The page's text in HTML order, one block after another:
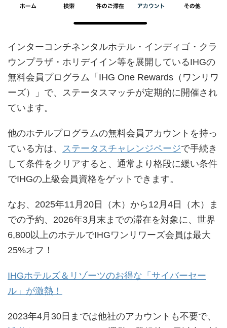
インターコンチネンタルホテル・インディゴ・クラ
ウンプラザ・ホリデイイン等を展開しているIHGの
無料会員プログラム「IHG One Rewards（ワンリワ
ーズ）」で、ステータスマッチが定期的に開催され
ています。
他のホテルプログラムの無料会員アカウントを持っ
ている方は、
ステータスチャレンジページで手続き
して条件をクリアすると、通常より格段に緩い条件
でIHGの上級会員資格をゲットできます。
なお、2025年11月20日（木）から12月4日（木）ま
での予約、2026年3月末までの滞在を対象に、世界
6,800以上のホテルでIHGワンリワーズ会員は最大
25%オフ！
IHGホテルズ＆リゾーツのお得な「サイバーセー
ル」が激熱！
2023年4月30日までは他社のアカウントも不要で、